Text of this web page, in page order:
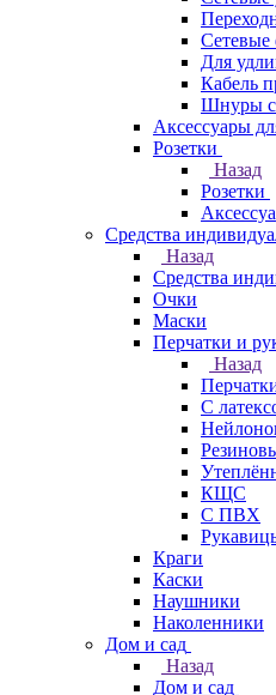
Сетевые
Для
Кабель
Шнуры с
Аксессуары
Розетки
Назад
Розетки
Средства
Назад
Средства
Очки
Маски
Перчатки и
Назад
С
КЩС
С ПВХ
Краги
Каски
Наушники
Наколенники
Дом и сад
Назад
Дом и сад